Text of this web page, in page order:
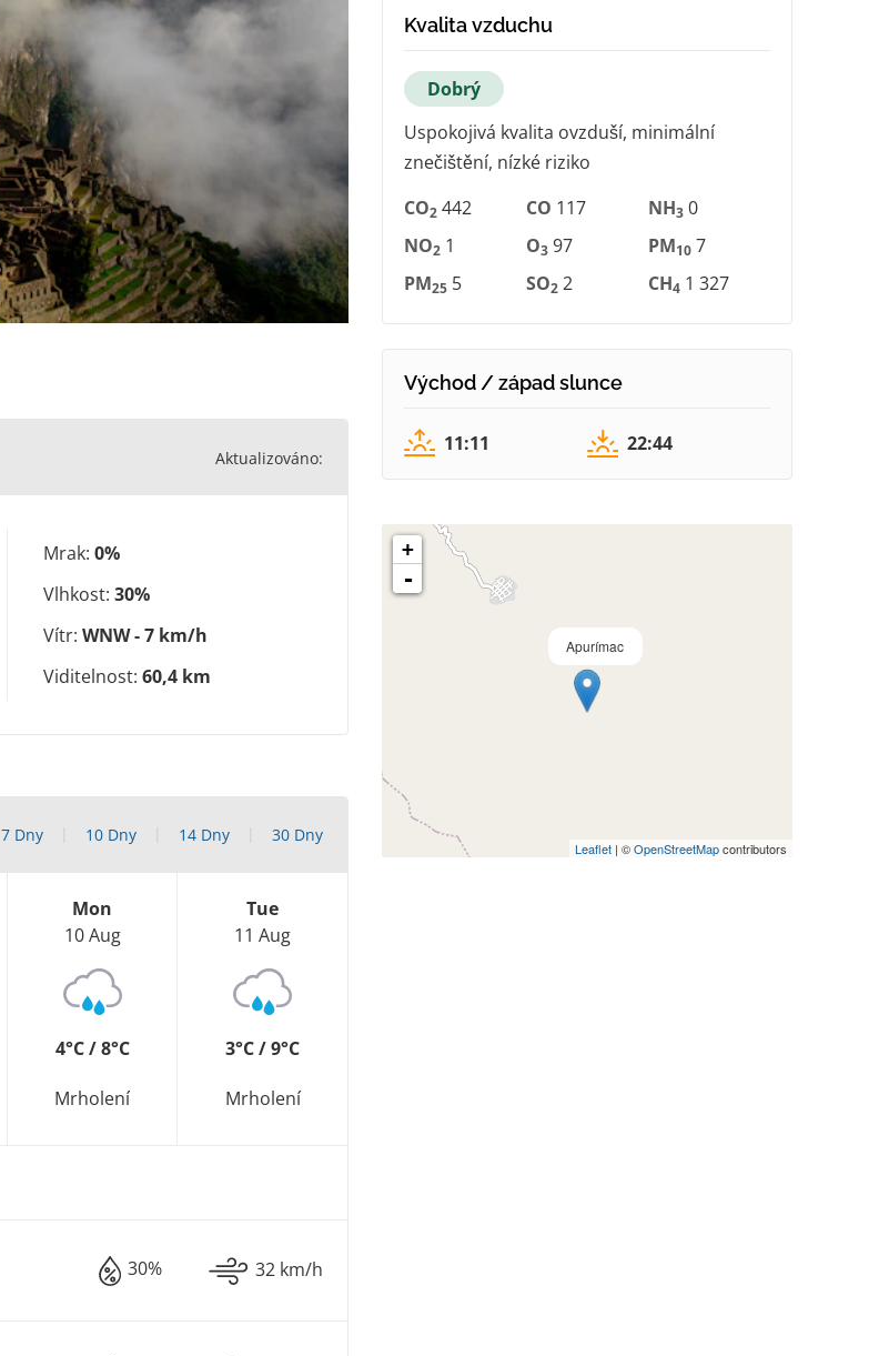
Aktualizováno:
Mrak: 0%
Vlhkost: 30%
Vítr: WNW - 7 km/h
Viditelnost: 60,4 km
7 Dny 10 Dny 14 Dny 30 Dny
Mon
10 Aug
4°C / 8°C
Mrholení
Tue
11 Aug
3°C / 9°C
Mrholení
30% 32 km/h
Kvalita vzduchu
Dobrý
Uspokojivá kvalita ovzduší, minimální
znečištění, nízké riziko
CO2 442 CO 117 NH3 0
NO2 1 O3 97 PM10 7
PM25 5 SO2 2 CH4 1 327
Východ / západ slunce
11:11 22:44
Apurímac
+
-
Leaflet | ©OpenStreetMapcontributors